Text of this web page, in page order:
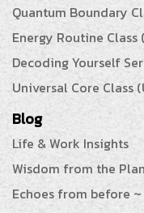
Quantum Boundary
Energy Routine Class
Decoding Yourself
Universal Core Class
Blog
Life & Work Insights
Wisdom from the
Echoes from before ~